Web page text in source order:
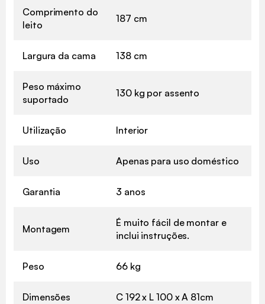
Comprimento do
leito
187 cm
Largura da cama 138 cm
Peso máximo
suportado
130 kg por assento
Utilização Interior
Uso Apenas para uso doméstico
Garantia 3 anos
Montagem
É muito fácil de montar e
inclui instruções.
Peso 66 kg
Dimensões C 192 x L 100 x A 81cm